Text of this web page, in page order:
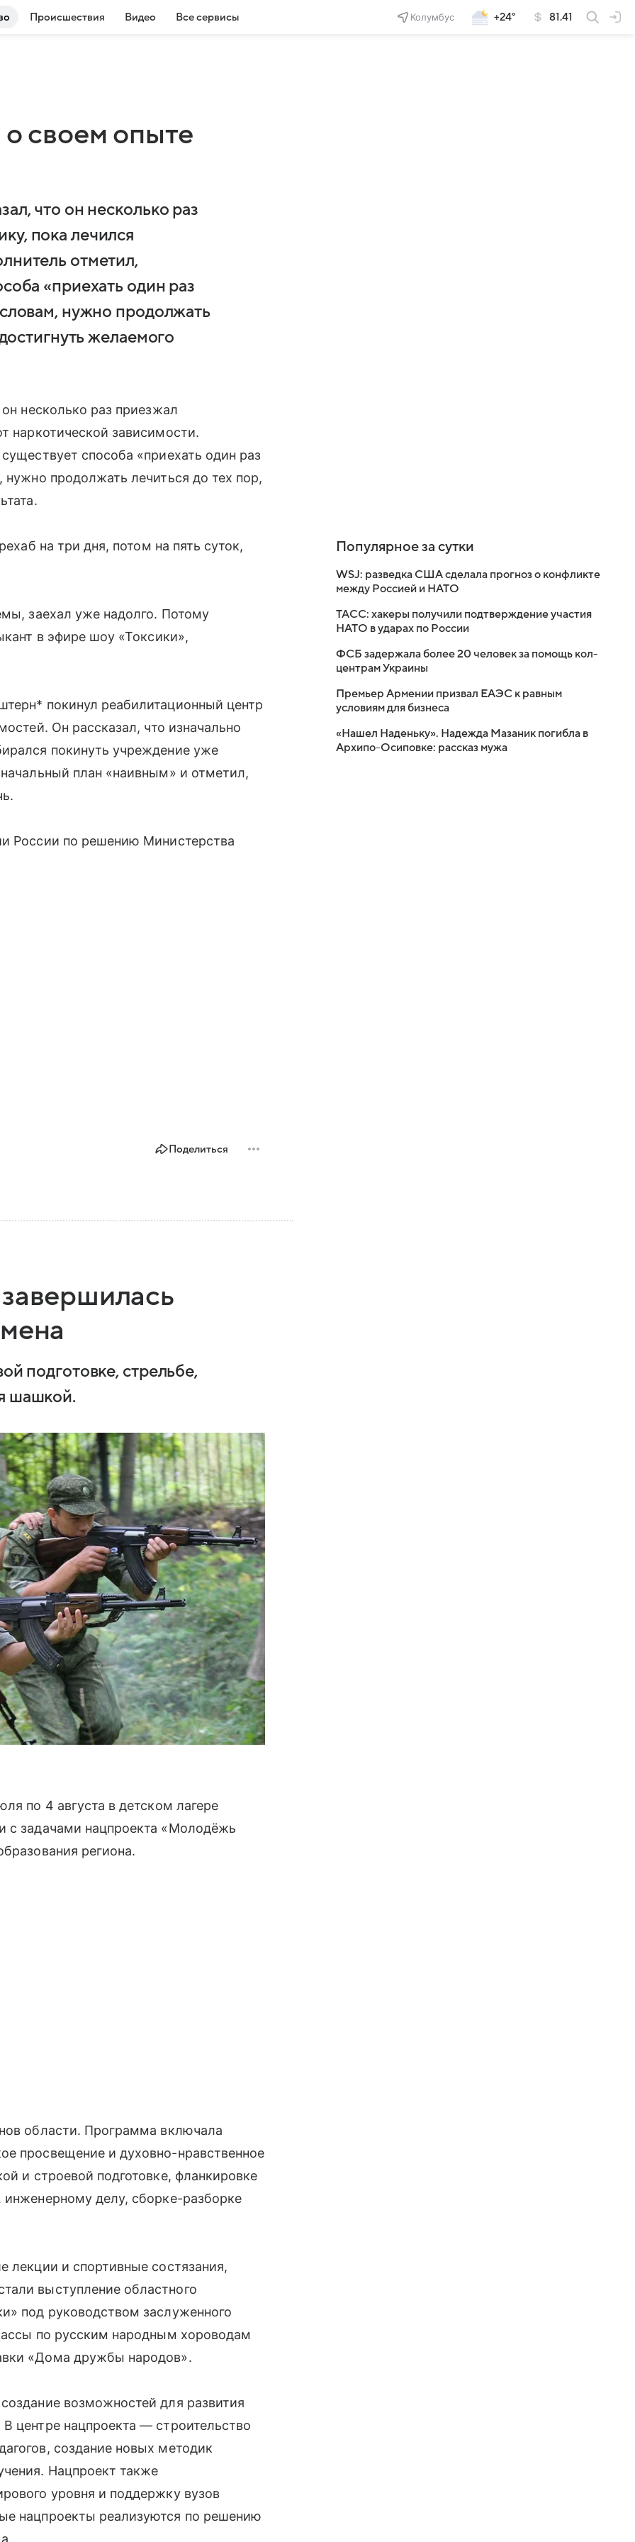
Происшествия Видео Все сервисы Колумбус +24° 81.41
о своем опыте
что он несколько раз
пока лечился
отметил,
«приехать один раз
нужно продолжать
желаемого
несколько раз приезжал
наркотической зависимости.
способа «приехать один раз
продолжать лечиться до тех пор,
на три дня, потом на пять суток,
заехал уже надолго. Потому
в эфире шоу «Токсики»,
покинул реабилитационный центр
Он рассказал, что изначально
покинуть учреждение уже
план «наивным» и отметил,
России по решению Министерства
Поделиться
подготовке, стрельбе,
шашкой.
по 4 августа в детском лагере
с задачами нацпроекта «Молодёжь
региона.
области. Программа включала
просвещение и духовно-нравственное
и строевой подготовке, фланкировке
делу, сборке-разборке
лекции и спортивные состязания,
выступление областного
под руководством заслуженного
по русским народным хороводам
«Дома дружбы народов».
возможностей для развития
центре нацпроекта — строительство
создание новых методик
Нацпроект также
уровня и поддержку вузов
нацпроекты реализуются по решению
Популярное за сутки
WSJ: разведка США сделала прогноз о конфликте
между Россией и НАТО
ТАСС: хакеры получили подтверждение участия
НАТО в ударах по России
ФСБ задержала более 20 человек за помощь кол-
центрам Украины
Премьер Армении призвал ЕАЭС к равным
условиям для бизнеса
«Нашел Наденьку». Надежда Мазаник погибла в
Архипо-Осиповке: рассказ мужа